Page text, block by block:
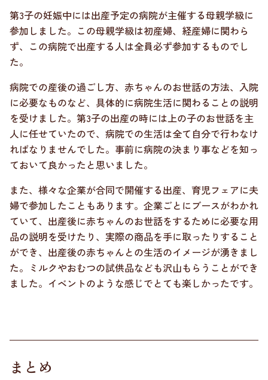
第3子の妊娠中には出産予定の病院が主催する母親学級に
参加しました。この母親学級は初産婦、経産婦に関わら
ず、この病院で出産する人は全員必ず参加するものでし
た。
病院での産後の過ごし方、赤ちゃんのお世話の方法、入院
に必要なものなど、具体的に病院生活に関わることの説明
を受けました。第3子の出産の時には上の子のお世話を主
人に任せていたので、病院での生活は全て自分で行わなけ
ればなりませんでした。事前に病院の決まり事などを知っ
ておいて良かったと思いました。
また、様々な企業が合同で開催する出産、育児フェアに夫
婦で参加したこともあります。企業ごとにブースがわかれ
ていて、出産後に赤ちゃんのお世話をするために必要な用
品の説明を受けたり、実際の商品を手に取ったりすること
ができ、出産後の赤ちゃんとの生活のイメージが湧きまし
た。ミルクやおむつの試供品なども沢山もらうことができ
ました。イベントのような感じでとても楽しかったです。
まとめ